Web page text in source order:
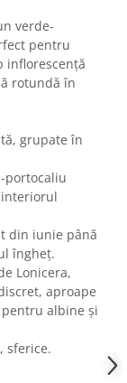
verde-
pentru
inflorescență
rotundă în
grupate în
portocaliu
din iunie până
îngheț.
Lonicera,
aproape
albine și
sferice.